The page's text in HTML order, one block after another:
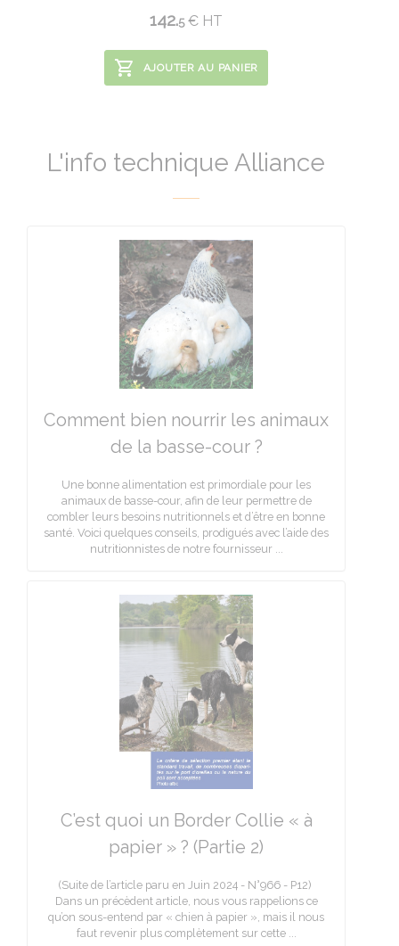
142.5 € HT
AJOUTER AU PANIER
L'info technique Alliance
Comment bien nourrir les animaux
de la basse-cour ?
Une bonne alimentation est primordiale pour les
animaux de basse-cour, afin de leur permettre de
combler leurs besoins nutritionnels et d’être en bonne
santé. Voici quelques conseils, prodigués avec l’aide des
nutritionnistes de notre fournisseur ...
C’est quoi un Border Collie « à
papier » ? (Partie 2)
(Suite de l’article paru en Juin 2024 - N°966 - P12)
Dans un précèdent article, nous vous rappelions ce
qu’on sous-entend par « chien à papier », mais il nous
faut revenir plus complètement sur cette ...